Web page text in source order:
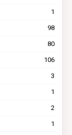
1
98
80
106
3
1
2
1